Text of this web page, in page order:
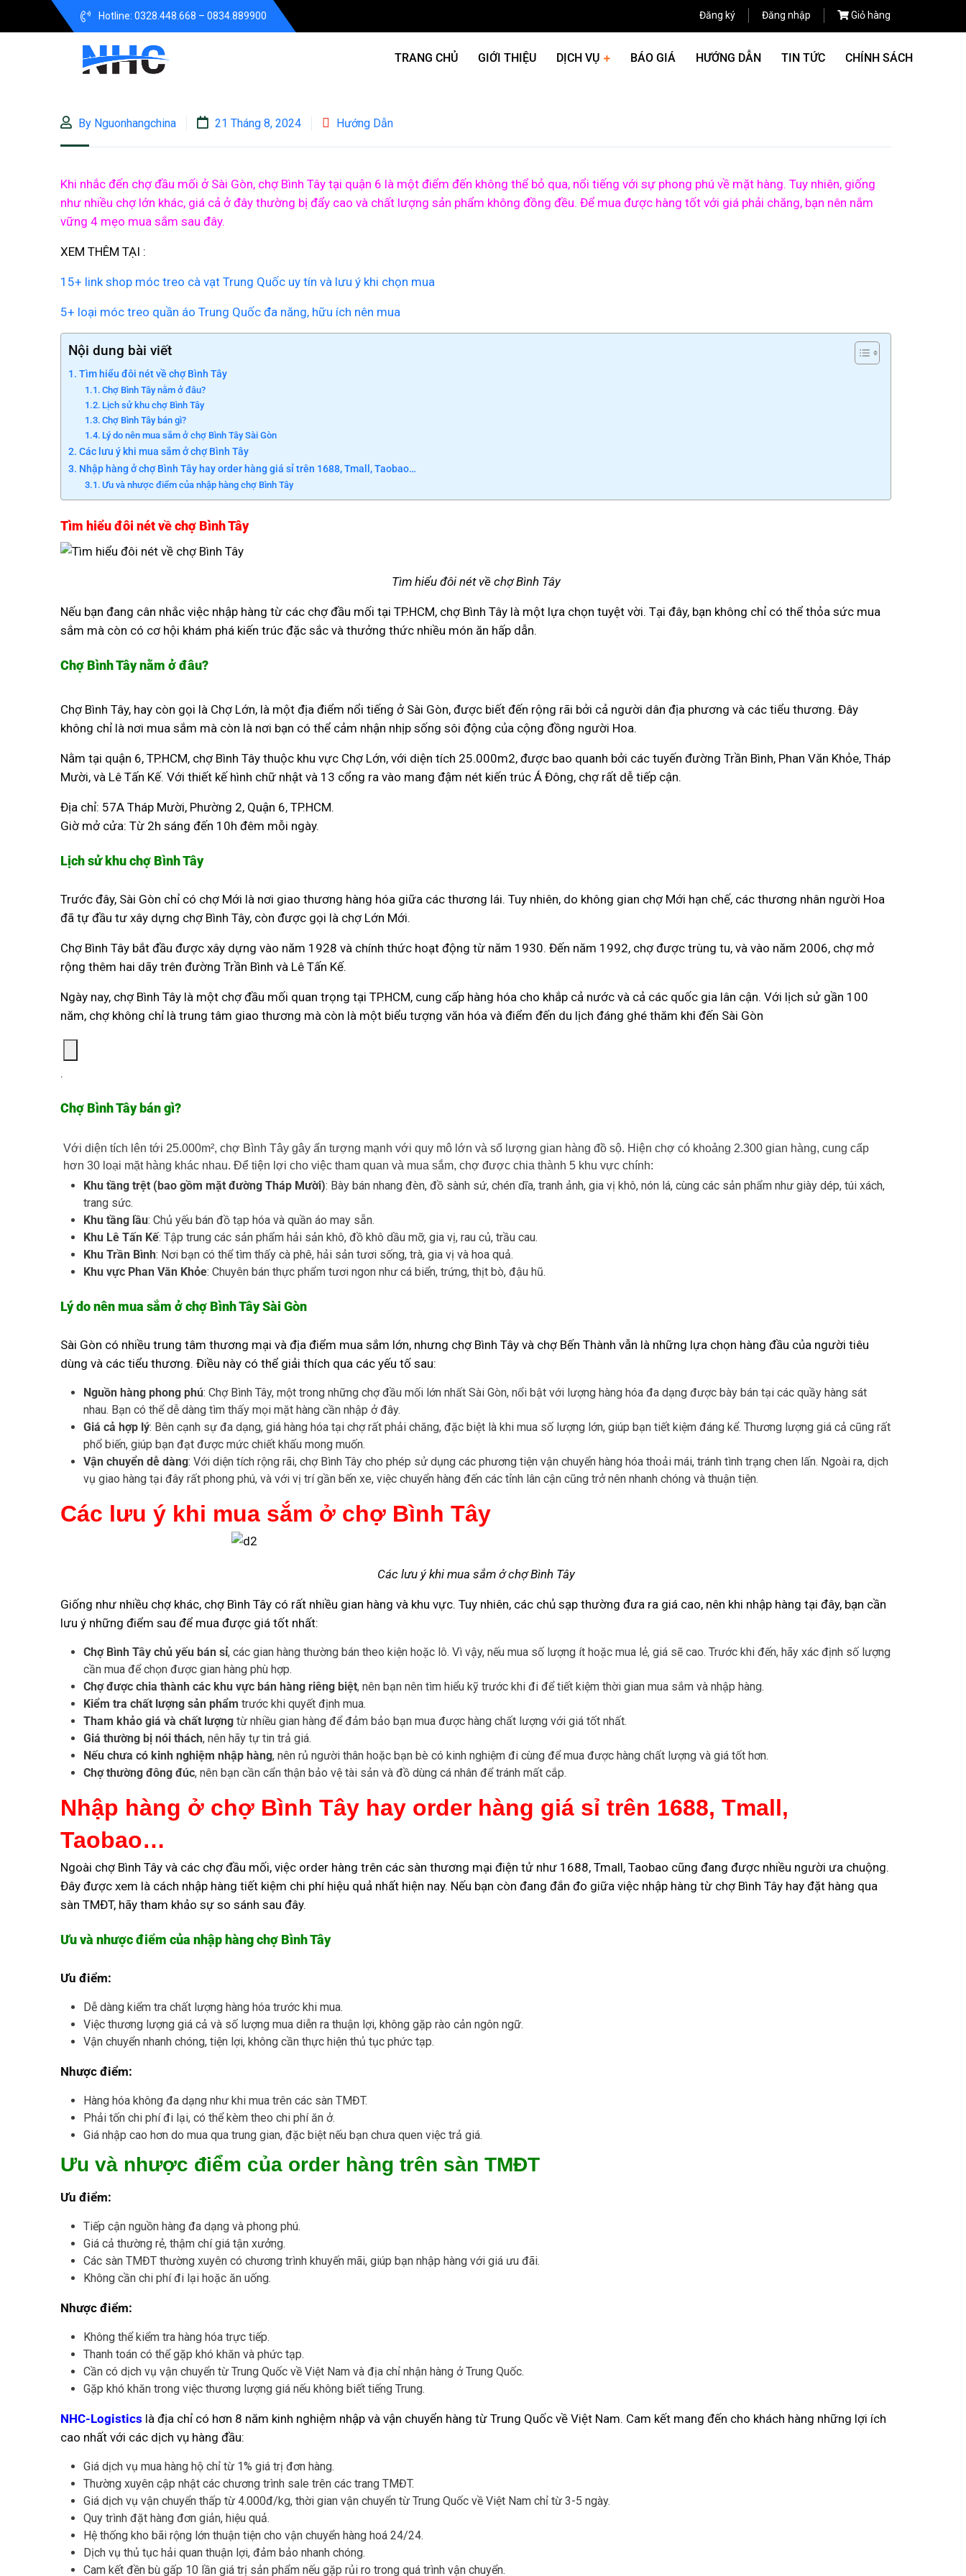
Hotline: 0328.448.668 – 0834.889900 Đăng ký Đăng nhập Giỏ hàng
TRANG CHỦ GIỚI THIỆU DỊCH VỤ BÁO GIÁ HƯỚNG DẪN TIN TỨC CHÍNH SÁCH
By Nguonhangchina 21 Tháng 8, 2024 Hướng Dẫn
Khi nhắc đến chợ đầu mối ở Sài Gòn, chợ Bình Tây tại quận 6 là một điểm đến không thể bỏ qua, nổi tiếng với sự phong phú về mặt hàng. Tuy nhiên, giống
như nhiều chợ lớn khác, giá cả ở đây thường bị đẩy cao và chất lượng sản phẩm không đồng đều. Để mua được hàng tốt với giá phải chăng, bạn nên nắm
vững 4 mẹo mua sắm sau đây.
XEM THÊM TẠI :
15+ link shop móc treo cà vạt Trung Quốc uy tín và lưu ý khi chọn mua
5+ loại móc treo quần áo Trung Quốc đa năng, hữu ích nên mua
Nội dung bài viết
Tìm hiểu đôi nét về chợ Bình Tây
Chợ Bình Tây nằm ở đâu?
Lịch sử khu chợ Bình Tây
Chợ Bình Tây bán gì?
Lý do nên mua sắm ở chợ Bình Tây Sài Gòn
Các lưu ý khi mua sắm ở chợ Bình Tây
Nhập hàng ở chợ Bình Tây hay order hàng giá sỉ trên 1688, Tmall, Taobao…
Ưu và nhược điểm của nhập hàng chợ Bình Tây
Tìm hiểu đôi nét về chợ Bình Tây
Tìm hiểu đôi nét về chợ Bình Tây
Nếu bạn đang cân nhắc việc nhập hàng từ các chợ đầu mối tại TP.HCM, chợ Bình Tây là một lựa chọn tuyệt vời. Tại đây, bạn không chỉ có thể thỏa sức mua
sắm mà còn có cơ hội khám phá kiến trúc đặc sắc và thưởng thức nhiều món ăn hấp dẫn.
Chợ Bình Tây nằm ở đâu?
Chợ Bình Tây, hay còn gọi là Chợ Lớn, là một địa điểm nổi tiếng ở Sài Gòn, được biết đến rộng rãi bởi cả người dân địa phương và các tiểu thương. Đây
không chỉ là nơi mua sắm mà còn là nơi bạn có thể cảm nhận nhịp sống sôi động của cộng đồng người Hoa.
Nằm tại quận 6, TP.HCM, chợ Bình Tây thuộc khu vực Chợ Lớn, với diện tích 25.000m2, được bao quanh bởi các tuyến đường Trần Bình, Phan Văn Khỏe, Tháp
Mười, và Lê Tấn Kế. Với thiết kế hình chữ nhật và 13 cổng ra vào mang đậm nét kiến trúc Á Đông, chợ rất dễ tiếp cận.
Địa chỉ: 57A Tháp Mười, Phường 2, Quận 6, TP.HCM.
Giờ mở cửa: Từ 2h sáng đến 10h đêm mỗi ngày.
Lịch sử khu chợ Bình Tây
Trước đây, Sài Gòn chỉ có chợ Mới là nơi giao thương hàng hóa giữa các thương lái. Tuy nhiên, do không gian chợ Mới hạn chế, các thương nhân người Hoa
đã tự đầu tư xây dựng chợ Bình Tây, còn được gọi là chợ Lớn Mới.
Chợ Bình Tây bắt đầu được xây dựng vào năm 1928 và chính thức hoạt động từ năm 1930. Đến năm 1992, chợ được trùng tu, và vào năm 2006, chợ mở
rộng thêm hai dãy trên đường Trần Bình và Lê Tấn Kế.
Ngày nay, chợ Bình Tây là một chợ đầu mối quan trọng tại TP.HCM, cung cấp hàng hóa cho khắp cả nước và cả các quốc gia lân cận. Với lịch sử gần 100
năm, chợ không chỉ là trung tâm giao thương mà còn là một biểu tượng văn hóa và điểm đến du lịch đáng ghé thăm khi đến Sài Gòn
.
Chợ Bình Tây bán gì?
Với diện tích lên tới 25.000m², chợ Bình Tây gây ấn tượng mạnh với quy mô lớn và số lượng gian hàng đồ sộ. Hiện chợ có khoảng 2.300 gian hàng, cung cấp
hơn 30 loại mặt hàng khác nhau. Để tiện lợi cho việc tham quan và mua sắm, chợ được chia thành 5 khu vực chính:
Khu tầng trệt (bao gồm mặt đường Tháp Mười): Bày bán nhang đèn, đồ sành sứ, chén dĩa, tranh ảnh, gia vị khô, nón lá, cùng các sản phẩm như giày dép, túi xách,
trang sức.
Khu tầng lầu: Chủ yếu bán đồ tạp hóa và quần áo may sẵn.
Khu Lê Tấn Kế: Tập trung các sản phẩm hải sản khô, đồ khô dầu mỡ, gia vị, rau củ, trầu cau.
Khu Trần Bình: Nơi bạn có thể tìm thấy cà phê, hải sản tươi sống, trà, gia vị và hoa quả.
Khu vực Phan Văn Khỏe: Chuyên bán thực phẩm tươi ngon như cá biển, trứng, thịt bò, đậu hũ.
Lý do nên mua sắm ở chợ Bình Tây Sài Gòn
Sài Gòn có nhiều trung tâm thương mại và địa điểm mua sắm lớn, nhưng chợ Bình Tây và chợ Bến Thành vẫn là những lựa chọn hàng đầu của người tiêu
dùng và các tiểu thương. Điều này có thể giải thích qua các yếu tố sau:
Nguồn hàng phong phú: Chợ Bình Tây, một trong những chợ đầu mối lớn nhất Sài Gòn, nổi bật với lượng hàng hóa đa dạng được bày bán tại các quầy hàng sát
nhau. Bạn có thể dễ dàng tìm thấy mọi mặt hàng cần nhập ở đây.
Giá cả hợp lý: Bên cạnh sự đa dạng, giá hàng hóa tại chợ rất phải chăng, đặc biệt là khi mua số lượng lớn, giúp bạn tiết kiệm đáng kể. Thương lượng giá cả cũng rất
phổ biến, giúp bạn đạt được mức chiết khấu mong muốn.
Vận chuyển dễ dàng: Với diện tích rộng rãi, chợ Bình Tây cho phép sử dụng các phương tiện vận chuyển hàng hóa thoải mái, tránh tình trạng chen lấn. Ngoài ra, dịch
vụ giao hàng tại đây rất phong phú, và với vị trí gần bến xe, việc chuyển hàng đến các tỉnh lân cận cũng trở nên nhanh chóng và thuận tiện.
Các lưu ý khi mua sắm ở chợ Bình Tây
Các lưu ý khi mua sắm ở chợ Bình Tây
Giống như nhiều chợ khác, chợ Bình Tây có rất nhiều gian hàng và khu vực. Tuy nhiên, các chủ sạp thường đưa ra giá cao, nên khi nhập hàng tại đây, bạn cần
lưu ý những điểm sau để mua được giá tốt nhất:
Chợ Bình Tây chủ yếu bán sỉ, các gian hàng thường bán theo kiện hoặc lô. Vì vậy, nếu mua số lượng ít hoặc mua lẻ, giá sẽ cao. Trước khi đến, hãy xác định số lượng
cần mua để chọn được gian hàng phù hợp.
Chợ được chia thành các khu vực bán hàng riêng biệt, nên bạn nên tìm hiểu kỹ trước khi đi để tiết kiệm thời gian mua sắm và nhập hàng.
Kiểm tra chất lượng sản phẩm trước khi quyết định mua.
Tham khảo giá và chất lượng từ nhiều gian hàng để đảm bảo bạn mua được hàng chất lượng với giá tốt nhất.
Giá thường bị nói thách, nên hãy tự tin trả giá.
Nếu chưa có kinh nghiệm nhập hàng, nên rủ người thân hoặc bạn bè có kinh nghiệm đi cùng để mua được hàng chất lượng và giá tốt hơn.
Chợ thường đông đúc, nên bạn cần cẩn thận bảo vệ tài sản và đồ dùng cá nhân để tránh mất cắp.
Nhập hàng ở chợ Bình Tây hay order hàng giá sỉ trên 1688, Tmall,
Taobao…
Ngoài chợ Bình Tây và các chợ đầu mối, việc order hàng trên các sàn thương mại điện tử như 1688, Tmall, Taobao cũng đang được nhiều người ưa chuộng.
Đây được xem là cách nhập hàng tiết kiệm chi phí hiệu quả nhất hiện nay. Nếu bạn còn đang đắn đo giữa việc nhập hàng từ chợ Bình Tây hay đặt hàng qua
sàn TMĐT, hãy tham khảo sự so sánh sau đây.
Ưu và nhược điểm của nhập hàng chợ Bình Tây
Ưu điểm:
Dễ dàng kiểm tra chất lượng hàng hóa trước khi mua.
Việc thương lượng giá cả và số lượng mua diễn ra thuận lợi, không gặp rào cản ngôn ngữ.
Vận chuyển nhanh chóng, tiện lợi, không cần thực hiện thủ tục phức tạp.
Nhược điểm:
Hàng hóa không đa dạng như khi mua trên các sàn TMĐT.
Phải tốn chi phí đi lại, có thể kèm theo chi phí ăn ở.
Giá nhập cao hơn do mua qua trung gian, đặc biệt nếu bạn chưa quen việc trả giá.
Ưu và nhược điểm của order hàng trên sàn TMĐT
Ưu điểm:
Tiếp cận nguồn hàng đa dạng và phong phú.
Giá cả thường rẻ, thậm chí giá tận xưởng.
Các sàn TMĐT thường xuyên có chương trình khuyến mãi, giúp bạn nhập hàng với giá ưu đãi.
Không cần chi phí đi lại hoặc ăn uống.
Nhược điểm:
Không thể kiểm tra hàng hóa trực tiếp.
Thanh toán có thể gặp khó khăn và phức tạp.
Cần có dịch vụ vận chuyển từ Trung Quốc về Việt Nam và địa chỉ nhận hàng ở Trung Quốc.
Gặp khó khăn trong việc thương lượng giá nếu không biết tiếng Trung.
NHC-Logistics là địa chỉ có hơn 8 năm kinh nghiệm nhập và vận chuyển hàng từ Trung Quốc về Việt Nam. Cam kết mang đến cho khách hàng những lợi ích
cao nhất với các dịch vụ hàng đầu:
Giá dịch vụ mua hàng hộ chỉ từ 1% giá trị đơn hàng.
Thường xuyên cập nhật các chương trình sale trên các trang TMĐT.
Giá dịch vụ vận chuyển thấp từ 4.000đ/kg, thời gian vận chuyển từ Trung Quốc về Việt Nam chỉ từ 3-5 ngày.
Quy trình đặt hàng đơn giản, hiệu quả.
Hệ thống kho bãi rộng lớn thuận tiện cho vận chuyển hàng hoá 24/24.
Dịch vụ thủ tục hải quan thuận lợi, đảm bảo nhanh chóng.
Cam kết đền bù gấp 10 lần giá trị sản phẩm nếu gặp rủi ro trong quá trình vận chuyển.